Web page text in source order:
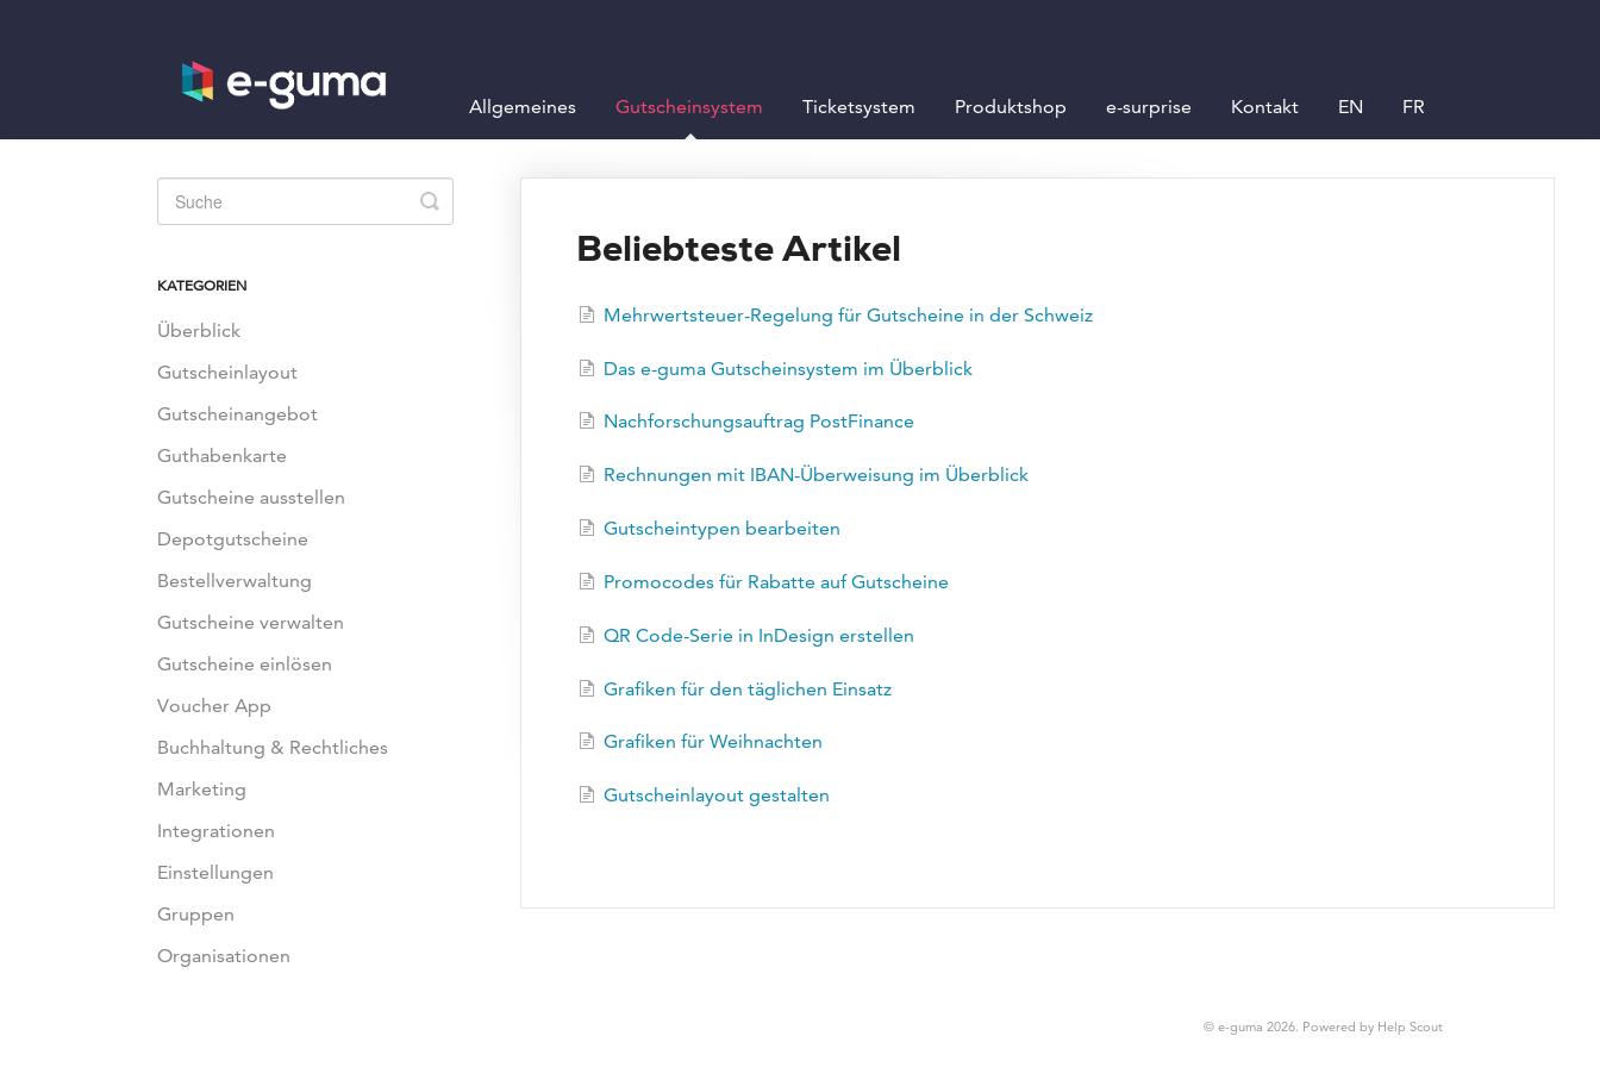
Allgemeines Gutscheinsystem Ticketsystem Produktshop e-surprise Kontakt EN FR
Beliebteste Artikel
Mehrwertsteuer-Regelung für Gutscheine in der Schweiz
Das e-guma Gutscheinsystem im Überblick
Nachforschungsauftrag PostFinance
Rechnungen mit IBAN-Überweisung im Überblick
Gutscheintypen bearbeiten
Promocodes für Rabatte auf Gutscheine
QR Code-Serie in InDesign erstellen
Grafiken für den täglichen Einsatz
Grafiken für Weihnachten
Gutscheinlayout gestalten
Toggle
Search
KATEGORIEN
Überblick
Gutscheinlayout
Gutscheinangebot
Guthabenkarte
Gutscheine ausstellen
Depotgutscheine
Bestellverwaltung
Gutscheine verwalten
Gutscheine einlösen
Voucher App
Buchhaltung & Rechtliches
Marketing
Integrationen
Einstellungen
Gruppen
Organisationen
© e-guma 2026. Powered by Help Scout